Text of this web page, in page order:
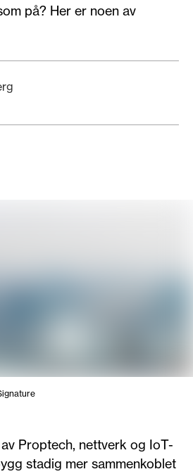
på? Her er noen av
Proptech, nettverk og IoT-
stadig mer sammenkoblet